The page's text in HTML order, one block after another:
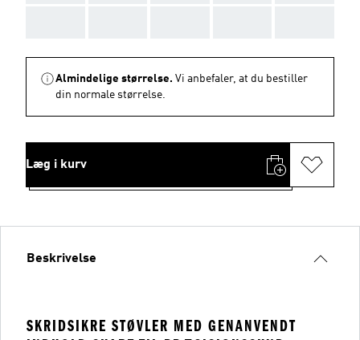
Almindelige størrelse. Vi anbefaler, at du bestiller
din normale størrelse.
Læg i kurv
Beskrivelse
SKRIDSIKRE STØVLER MED GENANVENDT